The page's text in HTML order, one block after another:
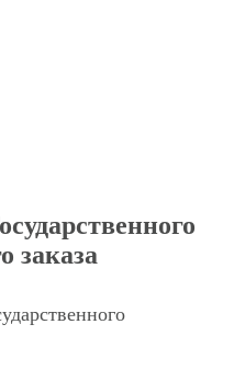
заказа